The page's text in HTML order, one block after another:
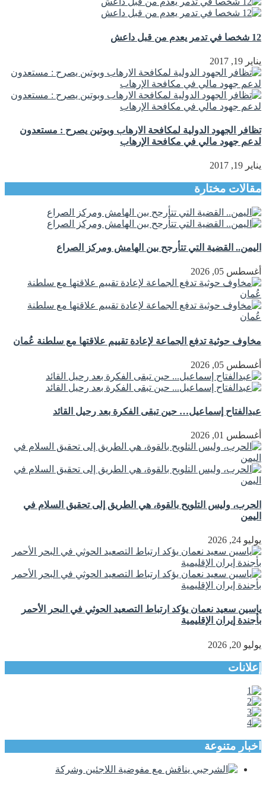
12 شخصا في تدمر يعدم من قبل داعش
يناير 19, 2017
تظافر الجهود الدولية لمكافحة الارهاب وبوتين يصرح : مستعدون
لدعم جهود مالي في مكافحة الإرهاب
يناير 19, 2017
مقالات مختارة
اليمن.. القضية التي تتأرجح بين الهامش ومركز الصراع
أغسطس 05, 2026
مخاوف حوثية تدفع الجماعة لإعادة تقييم علاقتها مع سلطنة عُمان
أغسطس 05, 2026
عبدالفتاح إسماعيل… حين تبقى الفكرة بعد رحيل القائد
أغسطس 01, 2026
الحرب، وليس التلويح بالقوة، هي الطريق إلى تحقيق السلام في
اليمن
يوليو 24, 2026
ياسين سعيد نعمان يؤكد ارتباط التصعيد الحوثي في البحر الأحمر
بأجندة إيران الإقليمية
يوليو 20, 2026
إعلانات
اخبار متنوعة